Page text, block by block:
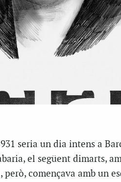
seria un dia intens a
el següent dimarts,
però, començava amb un